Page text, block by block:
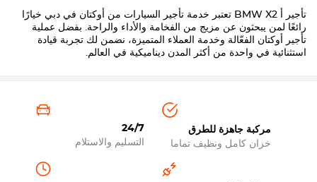
تأجير أ BMW X2 تعتبر خدمة تأجير السيارات من أوكتان في دبي خيارًا
رائعًا لمن يبحثون عن مزيج من الفخامة والأداء والراحة. بفضل عملية
تأجير أوكتان الفعّالة وخدمة العملاء المتميزة، نضمن لك تجربة قيادة
استثنائية في واحدة من أكثر المدن ديناميكية في العالم.
24/7
التسليم والاستلام
مركبة جاهزة للطرق
خزان كامل ونظيف تماما